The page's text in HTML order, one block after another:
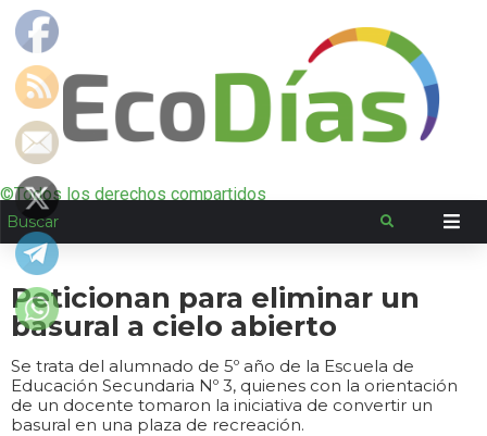
©Todos los derechos compartidos
Peticionan para eliminar un
basural a cielo abierto
Se trata del alumnado de 5º año de la Escuela de
Educación Secundaria Nº 3, quienes con la orientación
de un docente tomaron la iniciativa de convertir un
basural en una plaza de recreación.